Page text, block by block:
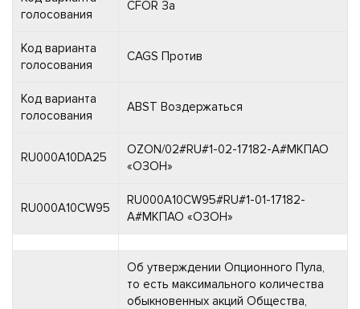
голосования
CFOR За
Код варианта
голосования
CAGS Против
Код варианта
голосования
ABST Воздержаться
RU000A10DA25
OZON/02#RU#1-02-17182-A#МКПАО
«ОЗОН»
RU000A10CW95
RU000A10CW95#RU#1-01-17182-
A#МКПАО «ОЗОН»
Об утверждении Опционного Пула,
то есть максимального количества
обыкновенных акций Общества,